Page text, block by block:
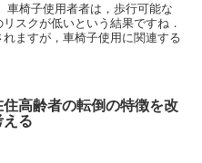
車椅子使用者者は，歩行可能な
スクが低いという結果ですね．
ますが，車椅子使用に関連する
住高齢者の転倒の特徴を改
える